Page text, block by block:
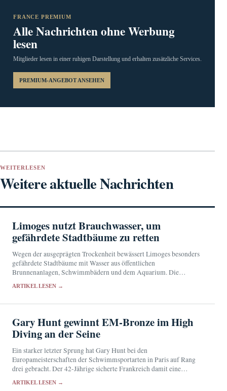
FRANCE PREMIUM
Alle Nachrichten ohne Werbung
lesen
Mitglieder lesen in einer ruhigen Darstellung und erhalten zusätzliche Services.
PREMIUM-ANGEBOT ANSEHEN
WEITERLESEN
Weitere aktuelle Nachrichten
Limoges nutzt Brauchwasser, um
gefährdete Stadtbäume zu retten
Wegen der ausgeprägten Trockenheit bewässert Limoges besonders
gefährdete Stadtbäume mit Wasser aus öffentlichen
Brunnenanlagen, Schwimmbädern und dem Aquarium. Die
ARTIKEL LESEN →
Gary Hunt gewinnt EM-Bronze im High
Diving an der Seine
Ein starker letzter Sprung hat Gary Hunt bei den
Europameisterschaften der Schwimmsportarten in Paris auf Rang
drei gebracht. Der 42-Jährige sicherte Frankreich damit eine
ARTIKEL LESEN →